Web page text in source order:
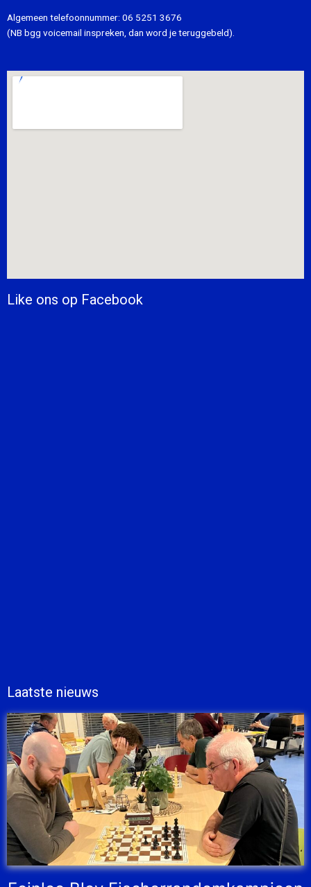
Algemeen telefoonnummer: 06 5251 3676
(NB bgg voicemail inspreken, dan word je teruggebeld).
Like ons op Facebook
Laatste nieuws